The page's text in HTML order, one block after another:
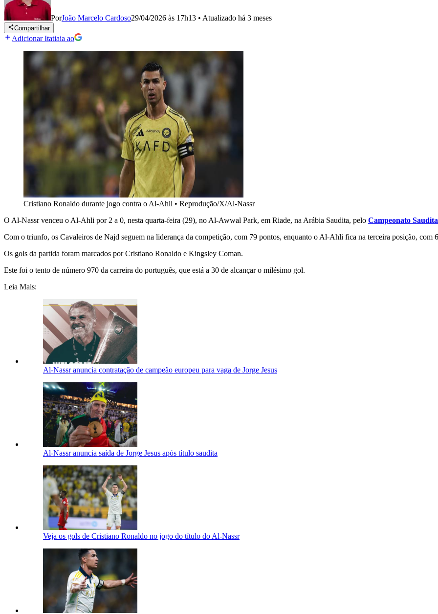
PorJoão Marcelo Cardoso29/04/2026 às 17h13 • Atualizado há 3 meses
Compartilhar
Adicionar Itatiaia ao
Cristiano Ronaldo durante jogo contra o Al-Ahli • Reprodução/X/Al-Nassr
O Al-Nassr venceu o Al-Ahli por 2 a 0, nesta quarta-feira (29), no Al-Awwal Park, em Riade, na Arábia Saudita, pelo Campeonato Saudita
Com o triunfo, os Cavaleiros de Najd seguem na liderança da competição, com 79 pontos, enquanto o Al-Ahli fica na terceira posição, com
Os gols da partida foram marcados por Cristiano Ronaldo e Kingsley Coman.
Este foi o tento de número 970 da carreira do português, que está a 30 de alcançar o milésimo gol.
Leia Mais:
Al-Nassr anuncia contratação de campeão europeu para vaga de Jorge Jesus
Al-Nassr anuncia saída de Jorge Jesus após título saudita
Veja os gols de Cristiano Ronaldo no jogo do título do Al-Nassr